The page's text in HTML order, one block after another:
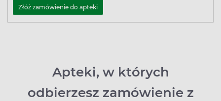
Złóż zamówienie do apteki
Apteki, w których
odbierzesz zamówienie z